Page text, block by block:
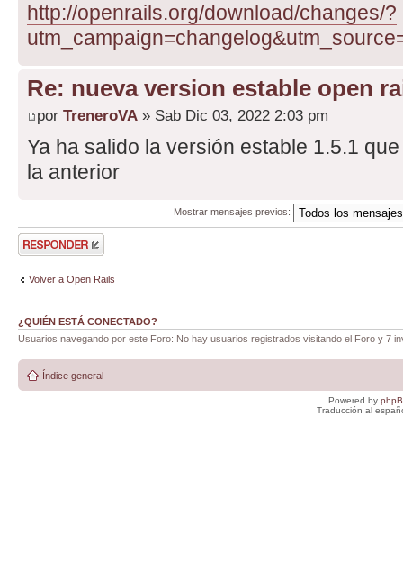
http://openrails.org/download/changes/?
Re: nueva version estable open
por TreneroVA » Sab Dic 03, 2022 2:03 pm
Ya ha salido la versión estable 1.5.1
la anterior
Mostrar mensajes previos:
Publicar una
respuesta
Volver a Open Rails
¿QUIÉN ESTÁ CONECTADO?
Usuarios navegando por este Foro: No hay usuarios registrados visitando el Foro y 7
Índice general
Powered by
Traducción al